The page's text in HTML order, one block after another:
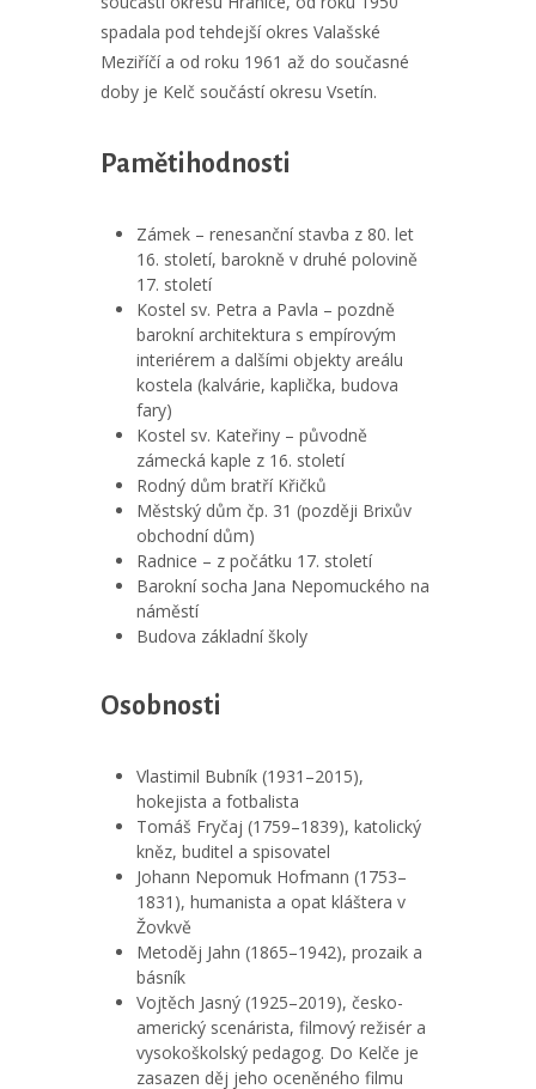
spadala pod tehdejší okres Valašské
Meziříčí a od roku 1961 až do současné
doby je Kelč součástí okresu Vsetín.
Pamětihodnosti
Zámek – renesanční stavba z 80. let
16. století, barokně v druhé polovině
17. století
Kostel sv. Petra a Pavla – pozdně
barokní architektura s empírovým
interiérem a dalšími objekty areálu
kostela (kalvárie, kaplička, budova
fary)
Kostel sv. Kateřiny – původně
zámecká kaple z 16. století
Rodný dům bratří Křičků
Městský dům čp. 31 (později Brixův
obchodní dům)
Radnice – z počátku 17. století
Barokní socha Jana Nepomuckého na
náměstí
Budova základní školy
Osobnosti
Vlastimil Bubník (1931–2015),
hokejista a fotbalista
Tomáš Fryčaj (1759–1839), katolický
kněz, buditel a spisovatel
Johann Nepomuk Hofmann (1753–
1831), humanista a opat kláštera v
Žovkvě
Metoděj Jahn (1865–1942), prozaik a
básník
Vojtěch Jasný (1925–2019), česko-
americký scenárista, filmový režisér a
vysokoškolský pedagog. Do Kelče je
zasazen děj jeho oceněného filmu